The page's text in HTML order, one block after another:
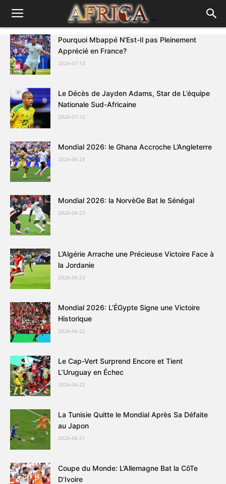
Pourquoi Mbappé N’Est-Il pas Pleinement
Apprécié en France?
2026-07-13
Le Décès de Jayden Adams, Star de L’équipe
Nationale Sud-Africaine
2026-07-12
Mondial 2026: le Ghana Accroche L’Angleterre
2026-06-23
Mondial 2026: la NorvèGe Bat le Sénégal
2026-06-23
L’Algérie Arrache une Précieuse Victoire Face à
la Jordanie
2026-06-23
Mondial 2026: L’ÉGypte Signe une Victoire
Historique
2026-06-22
Le Cap-Vert Surprend Encore et Tient
L’Uruguay en Échec
2026-06-22
La Tunisie Quitte le Mondial Après Sa Défaite
au Japon
2026-06-21
Coupe du Monde: L’Allemagne Bat la CôTe
D’Ivoire